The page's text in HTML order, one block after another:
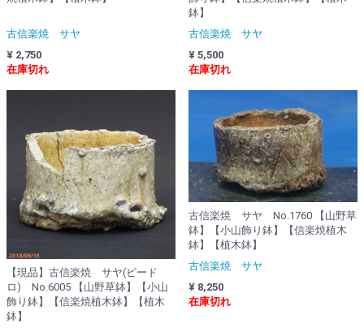
古信楽焼 サヤ
¥ 2,750
在庫切れ
鉢】
古信楽焼 サヤ
¥ 5,500
在庫切れ
【現品】古信楽焼 サヤ(ビード
ロ) No.6005 【山野草鉢】【小山
飾り鉢】【信楽焼植木鉢】【植木
鉢】
古信楽焼 サヤ No.1760 【山野草
鉢】【小山飾り鉢】【信楽焼植木
鉢】【植木鉢】
古信楽焼 サヤ
¥ 8,250
在庫切れ